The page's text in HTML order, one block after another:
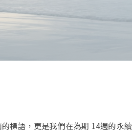
標語，更是我們在為期 14週的永續